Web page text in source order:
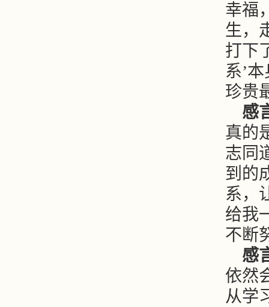
幸福
生，
打下
系’
珍贵
感
真的
志同
到的
系，
给我
不断
感
依然
从学